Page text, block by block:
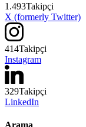
1.493Takipçi
X (formerly Twitter)
414Takipçi
Instagram
329Takipçi
LinkedIn
Arama